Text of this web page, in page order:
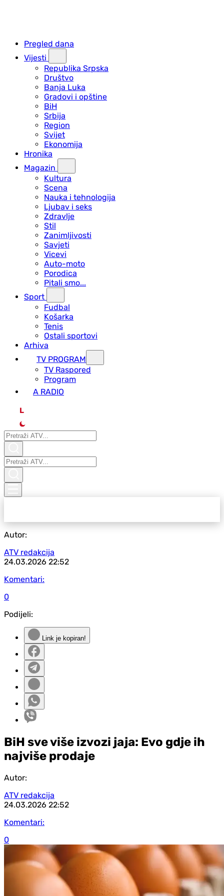
Pregled dana
Vijesti
Republika Srpska
Društvo
Banja Luka
Gradovi i opštine
BiH
Srbija
Region
Svijet
Ekonomija
Hronika
Magazin
Kultura
Scena
Nauka i tehnologija
Ljubav i seks
Zdravlje
Stil
Zanimljivosti
Savjeti
Vicevi
Auto-moto
Porodica
Pitali smo...
Sport
Fudbal
Košarka
Tenis
Ostali sportovi
Arhiva
TV PROGRAM
ТV Raspored
Program
A RADIO
L
Autor:
ATV redakcija
24.03.2026 22:52
Komentari:
0
Podijeli:
Link je kopiran!
BiH sve više izvozi jaja: Evo gd‌je ih
najviše prodaje
Autor:
ATV redakcija
24.03.2026 22:52
Komentari:
0